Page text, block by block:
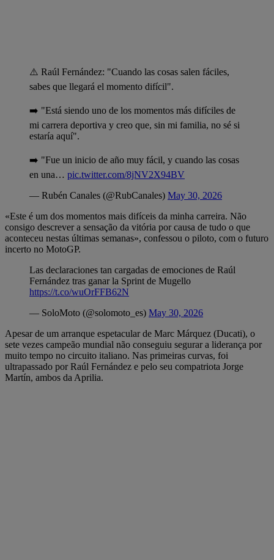
⚠️ Raúl Fernández: "Cuando las cosas salen fáciles,
sabes que llegará el momento difícil".
➡️ "Está siendo uno de los momentos más difíciles de
mi carrera deportiva y creo que, sin mi familia, no sé si
estaría aquí".
➡️ "Fue un inicio de año muy fácil, y cuando las cosas
en una… pic.twitter.com/8jNV2X94BV
— Rubén Canales (@RubCanales) May 30, 2026
«Este é um dos momentos mais difíceis da minha carreira. Não
consigo descrever a sensação da vitória por causa de tudo o que
aconteceu nestas últimas semanas», confessou o piloto, com o futuro
incerto no MotoGP.
Las declaraciones tan cargadas de emociones de Raúl
Fernández tras ganar la Sprint de Mugello
https://t.co/wuOrFFB62N
— SoloMoto (@solomoto_es) May 30, 2026
Apesar de um arranque espetacular de Marc Márquez (Ducati), o
sete vezes campeão mundial não conseguiu segurar a liderança por
muito tempo no circuito italiano. Nas primeiras curvas, foi
ultrapassado por Raúl Fernández e pelo seu compatriota Jorge
Martín, ambos da Aprilia.